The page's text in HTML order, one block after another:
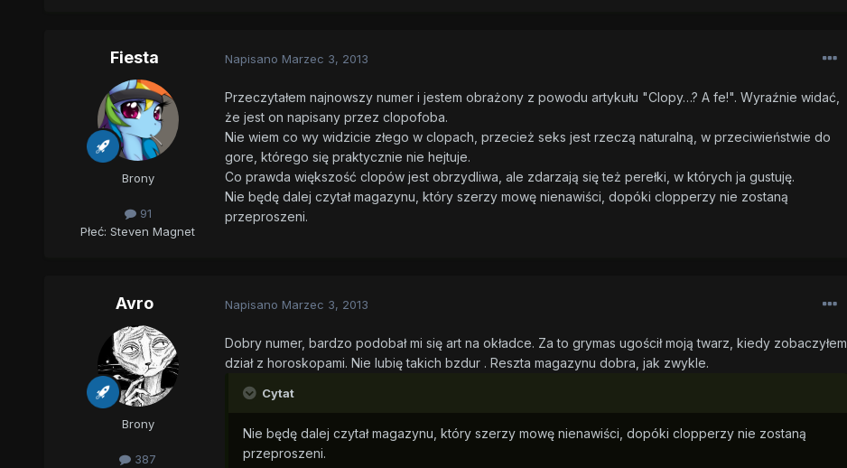
Fiesta
Brony
91
Płeć: Steven Magnet
Napisano Marzec 3, 2013
Przeczytałem najnowszy numer i jestem obrażony z powodu artykułu "Clopy…? A fe!". Wyraźnie widać,
że jest on napisany przez clopofoba.
Nie wiem co wy widzicie złego w clopach, przecież seks jest rzeczą naturalną, w przeciwieństwie do
gore, którego się praktycznie nie hejtuje.
Co prawda większość clopów jest obrzydliwa, ale zdarzają się też perełki, w których ja gustuję.
Nie będę dalej czytał magazynu, który szerzy mowę nienawiści, dopóki clopperzy nie zostaną
przeproszeni.
Avro
Brony
387
Napisano Marzec 3, 2013
Dobry numer, bardzo podobał mi się art na okładce. Za to grymas ugościł moją twarz, kiedy zobaczyłem
dział z horoskopami. Nie lubię takich bzdur . Reszta magazynu dobra, jak zwykle.
Cytat
Nie będę dalej czytał magazynu, który szerzy mowę nienawiści, dopóki clopperzy nie zostaną
przeproszeni.